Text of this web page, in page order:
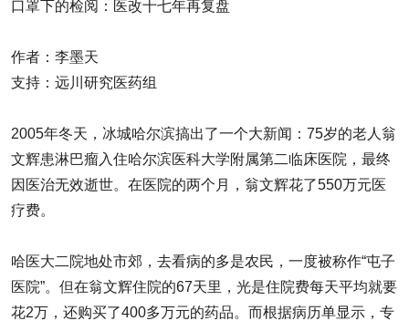
口罩下的检阅：医改十七年再复盘
作者：李墨天
支持：远川研究医药组
2005年冬天，冰城哈尔滨搞出了一个大新闻：75岁的老人翁
文辉患淋巴瘤入住哈尔滨医科大学附属第二临床医院，最终
因医治无效逝世。在医院的两个月，翁文辉花了550万元医
疗费。
哈医大二院地处市郊，去看病的多是农民，一度被称作“屯子
医院”。但在翁文辉住院的67天里，光是住院费每天平均就要
花2万，还购买了400多万元的药品。而根据病历单显示，专